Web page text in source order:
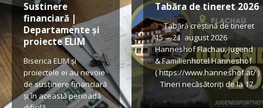
Sustinere
financiară |
Departamente și
proiecte ELIM
Biserica ELIM și
proiectele ei au nevoie
de susținere financiară
și în această perioadă
Tabăra de tineret 2026
Tabără creștină de tineret
15 – 21 august 2026
Hanneshof Flachau, Jugend
& Familienhotel Hanneshof
( https://www.hanneshof.at/ )
Tineri necăsătoriți de la 17
ani în sus € 420/ p.P.